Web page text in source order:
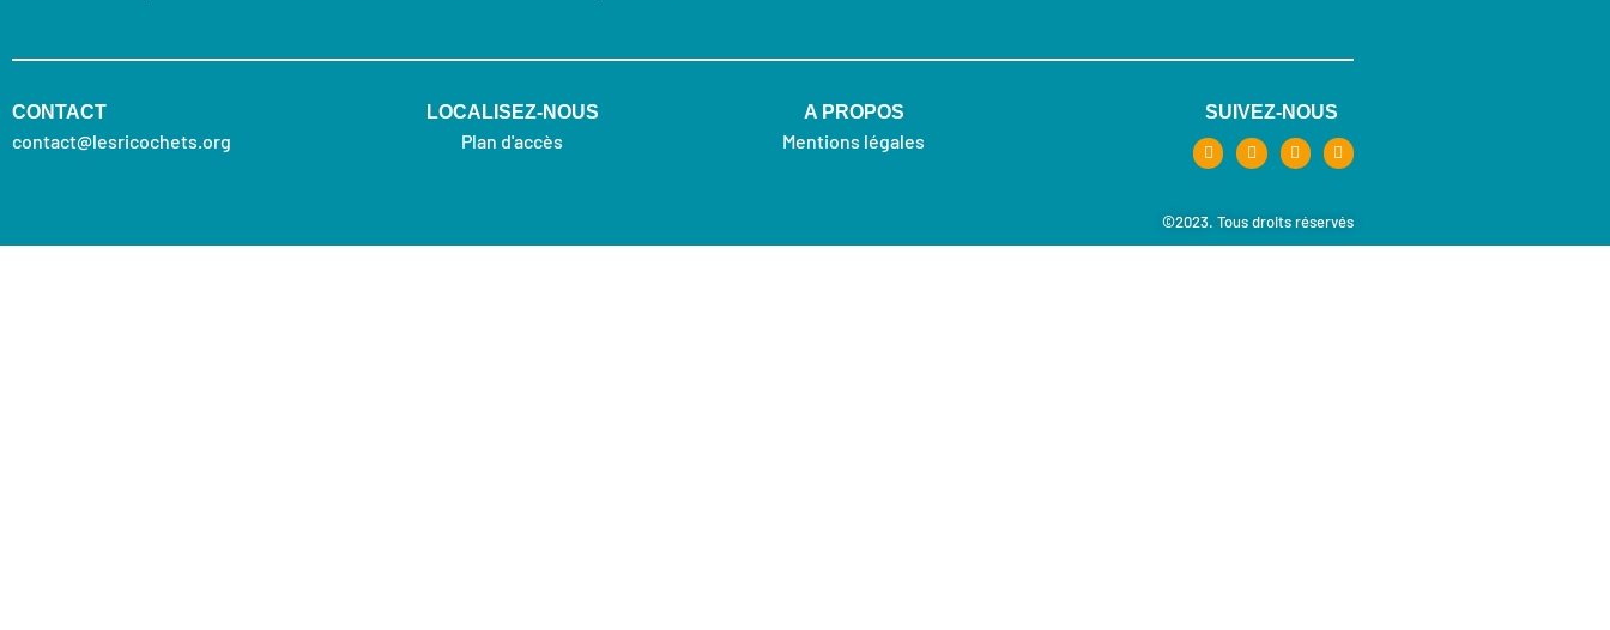
CONTACT
contact@lesricochets.org
LOCALISEZ-NOUS
Plan d'accès
A PROPOS
Mentions légales
SUIVEZ-NOUS
©2023. Tous droits réservés